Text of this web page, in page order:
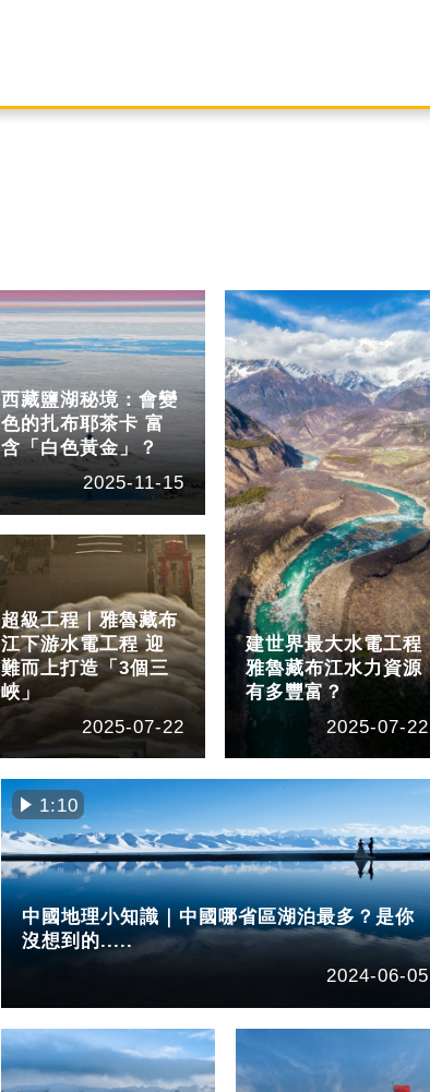
西藏鹽湖秘境：會變
色的扎布耶茶卡 富
含「白色黃金」？
2025-11-15
超級工程｜雅魯藏布
江下游水電工程 迎
難而上打造「3個三
峽」
2025-07-22
建世界最大水電工程
雅魯藏布江水力資源
有多豐富？
2025-07-22
1:10
中國地理小知識｜中國哪省區湖泊最多？是你
沒想到的.....
2024-06-05